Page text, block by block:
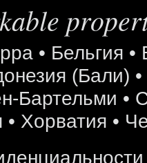
• Бельгия •
(Бали) •
Бартельми •
• Хорватия •